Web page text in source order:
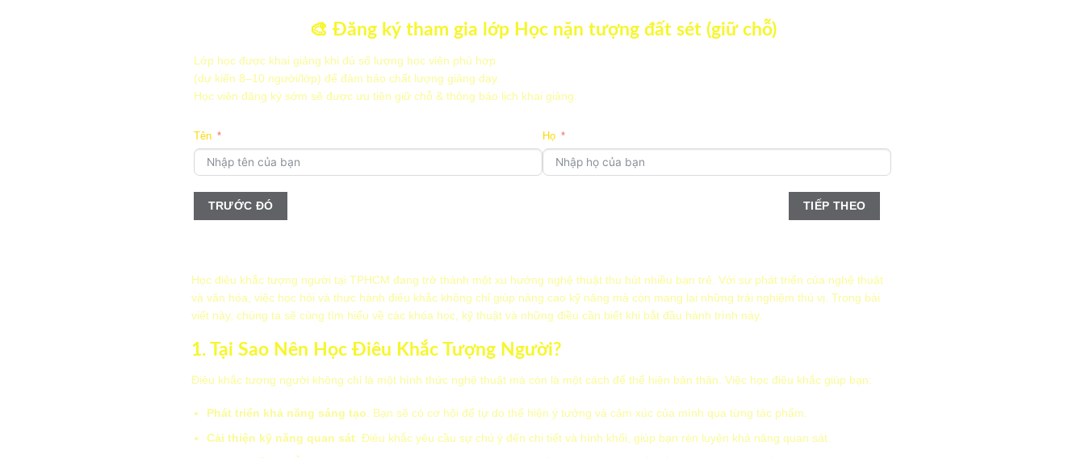
🎨 Đăng ký tham gia lớp Học nặn tượng đất sét (giữ chỗ)
Lớp học được khai giảng khi đủ số lượng học viên phù hợp
(dự kiến 8–10 người/lớp) để đảm bảo chất lượng giảng dạy.
Học viên đăng ký sớm sẽ được ưu tiên giữ chỗ & thông báo lịch khai giảng.
Tên Họ
TRƯỚC ĐÓ TIẾP THEO
TRƯỚC ĐÓ TIẾP THEO
Học nhóm
Chiều
Tối
TRƯỚC ĐÓ TIẾP THEO
TRỞ LẠI
Học điêu khắc tượng người tại TPHCM đang trở thành một xu hướng nghệ thuật thu hút nhiều bạn trẻ. Với sự phát triển của nghệ thuật
và văn hóa, việc học hỏi và thực hành điêu khắc không chỉ giúp nâng cao kỹ năng mà còn mang lại những trải nghiệm thú vị. Trong bài
viết này, chúng ta sẽ cùng tìm hiểu về các khóa học, kỹ thuật và những điều cần biết khi bắt đầu hành trình này.
1. Tại Sao Nên Học Điêu Khắc Tượng Người?
Điêu khắc tượng người không chỉ là một hình thức nghệ thuật mà còn là một cách để thể hiện bản thân. Việc học điêu khắc giúp bạn:
Phát triển khả năng sáng tạo: Bạn sẽ có cơ hội để tự do thể hiện ý tưởng và cảm xúc của mình qua từng tác phẩm.
Cải thiện kỹ năng quan sát: Điêu khắc yêu cầu sự chú ý đến chi tiết và hình khối, giúp bạn rèn luyện khả năng quan sát.